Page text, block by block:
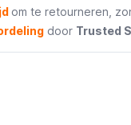
om te retourneren,
door Trusted